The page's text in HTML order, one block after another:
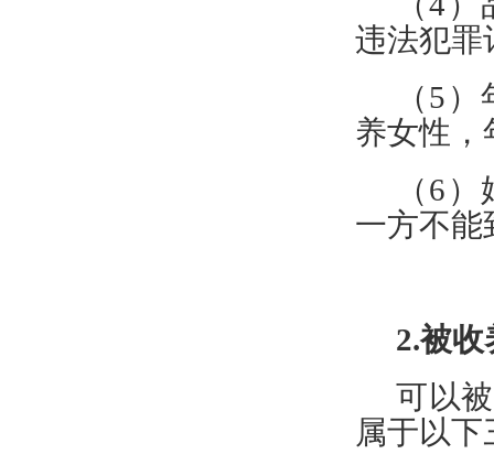
违法犯罪
（5）
养女性，
（6）
一方不能
2.被
可以
属于以